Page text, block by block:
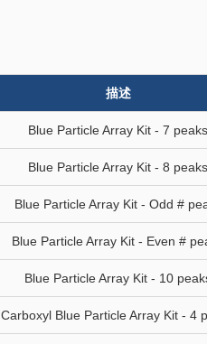
描述
Blue Particle Array Kit - 7 peaks
Blue Particle Array Kit - 8 peaks
Blue Particle Array Kit - Odd #
Blue Particle Array Kit - Even #
Blue Particle Array Kit - 10
Carboxyl Blue Particle Array Kit - 4